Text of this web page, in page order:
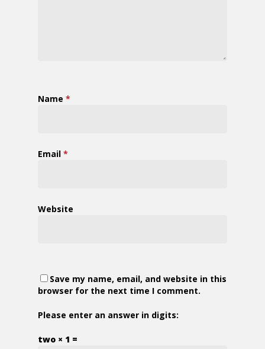
Name *
Email *
Website
Save my name, email, and website in this
browser for the next time I comment.
Please enter an answer in digits:
two × 1 =